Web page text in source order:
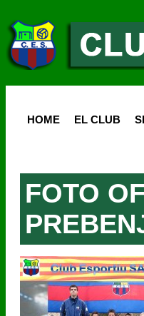
HOME EL CLUB
FOTO